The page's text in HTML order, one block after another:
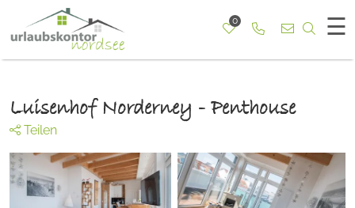
☰
0 Rufen Sie uns
Nach
Luisenhof Norderney - Penthouse
Teilen